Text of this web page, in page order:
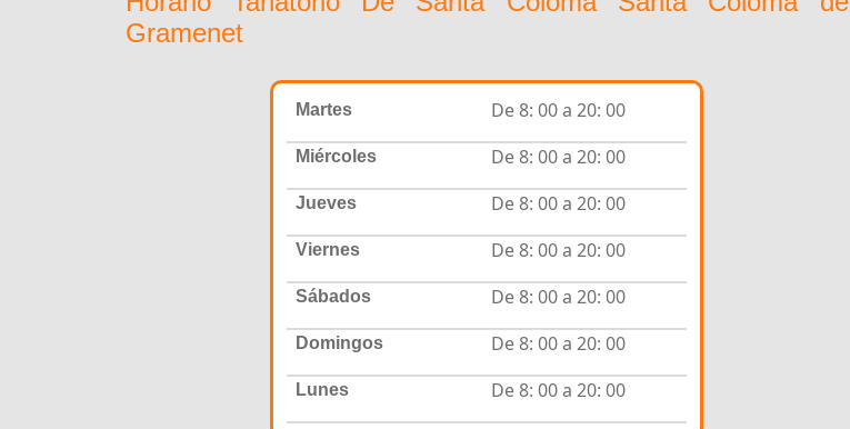
Gramenet
Martes De 8: 00 a 20: 00
Miércoles De 8: 00 a 20: 00
Jueves De 8: 00 a 20: 00
Viernes De 8: 00 a 20: 00
Sábados De 8: 00 a 20: 00
Domingos De 8: 00 a 20: 00
Lunes De 8: 00 a 20: 00